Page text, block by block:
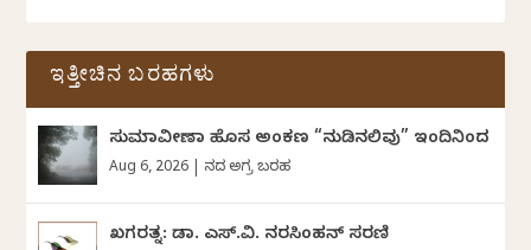
ಇತ್ತೀಚಿನ ಬರಹಗಳು
ಸುಮಾವೀಣಾ ಹೊಸ ಅಂಕಣ “ನುಡಿನಲಿವು” ಇಂದಿನಿಂದ
Aug 6, 2026 ದಿನದ ಅಗ್ರ ಬರಹ
ಖಗರತ್ನ: ಡಾ. ಎಸ್.ವಿ. ನರಸಿಂಹನ್‌‌ ಸರಣಿ